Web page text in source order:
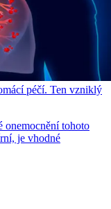
péčí. Ten vzniklý
onemocnění tohoto
je vhodné